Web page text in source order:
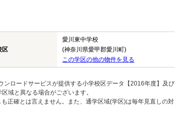
区
愛川東中学校
(神奈川県愛甲郡愛川町)
この学区の他の物件を見る
ロードサービスが提供する小学校区データ【2016年度】及び
域と異なる場合がございます。
正確とは言えません。また、通学区域(学区)は毎年見直しの対